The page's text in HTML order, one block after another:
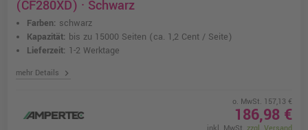
(CF280XD) · Schwarz
Farben: schwarz
Kapazität: bis zu 15000 Seiten (ca. 1,2 Cent / Seite)
Lieferzeit: 1-2 Werktage
mehr Details chevron_right
o. MwSt. 157,13 €
186,98 €